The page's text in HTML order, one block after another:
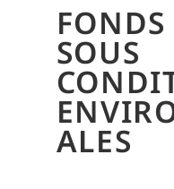
SOUS
ALES